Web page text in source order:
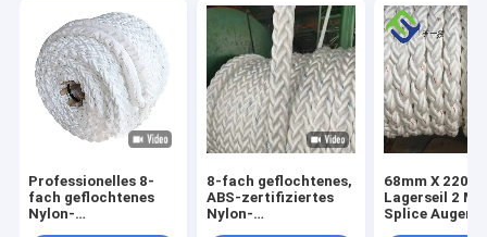
Professionelles 8-
fach geflochtenes
Nylon-
8-fach geflochtenes,
ABS-zertifiziertes
Nylon-
68mm X
Lagerseil 2
Splice Augen